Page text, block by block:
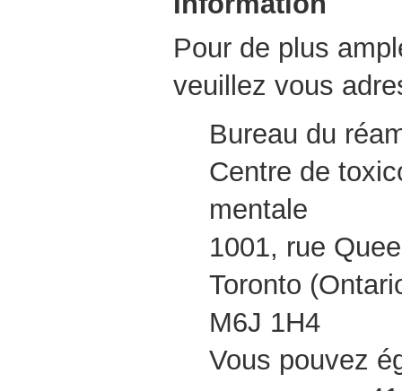
Pour de plus
veuillez vous
Bureau du
Centre de
mentale
1001, rue
Toronto
M6J 1H4
Vous pouvez